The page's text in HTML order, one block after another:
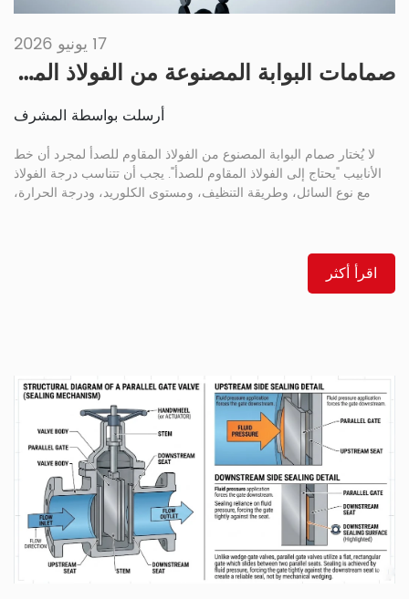
17 يونيو 2026
صمامات البوابة المصنوعة من الفولاذ المقاوم للصدأ: الدرجات CF8 و CF8M و 316L، التطبيقات ومقارنة مقاومة التآكل
أرسلت بواسطة المشرف
لا يُختار صمام البوابة المصنوع من الفولاذ المقاوم للصدأ لمجرد أن خط
الأنابيب "يحتاج إلى الفولاذ المقاوم للصدأ". يجب أن تتناسب درجة الفولاذ
مع نوع السائل، وطريقة التنظيف، ومستوى الكلوريد، ودرجة الحرارة،
اقرأ أكثر